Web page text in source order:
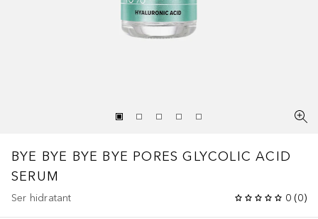
BYE BYE BYE BYE PORES GLYCOLIC ACID
SERUM
Ser hidratant 0 (0)